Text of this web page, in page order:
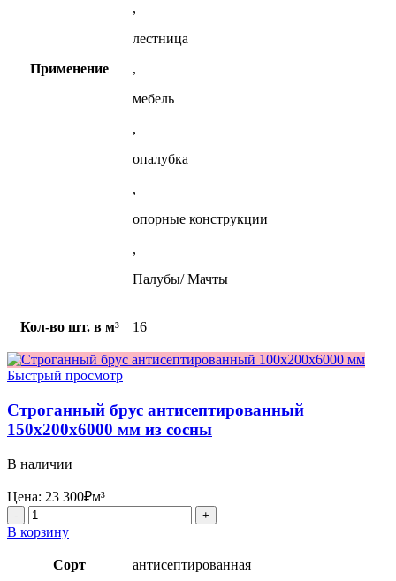
Применение
,
лестница
,
мебель
,
опалубка
,
опорные конструкции
,
Палубы/ Мачты
Кол-во шт. в м³ 16
Быстрый просмотр
Строганный брус антисептированный
150x200x6000 мм из сосны
В наличии
Цена: 23 300₽м³
Количество
товара
Строганный
брус
антисептированный
В корзину
Сорт антисептированная